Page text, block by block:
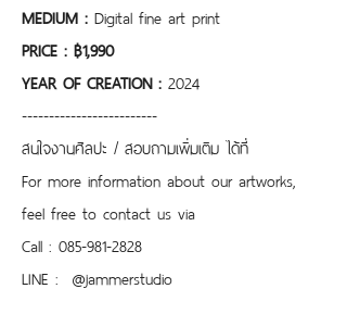
MEDIUM : Digital fine art print
PRICE : ฿1,990
YEAR OF CREATION : 2024
-------------------------
สนใจงานศิลปะ / สอบถามเพิ่มเติม ได้ที่
For more information about our artworks,
feel free to contact us via
Call : 085-981-2828
LINE :  @jammerstudio